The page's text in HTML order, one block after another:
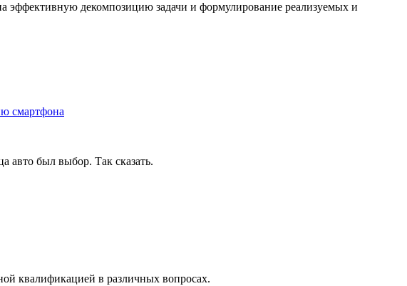
декомпозицию задачи и формулирование реализуемых и
смартфона
авто был выбор. Так сказать.
квалификацией в различных вопросах.